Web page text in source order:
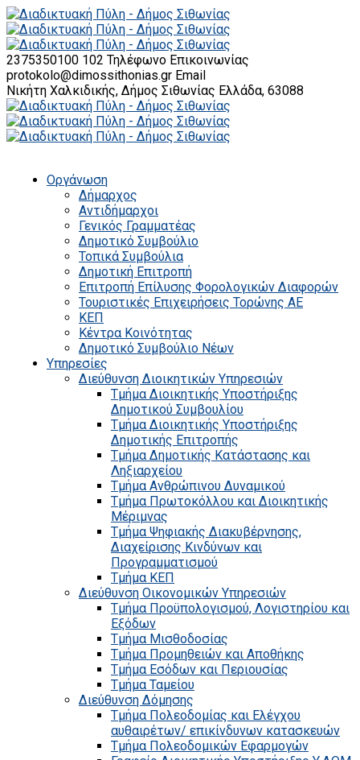
2375350100 102 Τηλέφωνο Επικοινωνίας
protokolo@dimossithonias.gr Email
Νικήτη Χαλκιδικής, Δήμος Σιθωνίας Ελλάδα, 63088
Οργάνωση
Δήμαρχος
Αντιδήμαρχοι
Γενικός Γραμματέας
Δημοτικό Συμβούλιο
Τοπικά Συμβούλια
Δημοτική Επιτροπή
Επιτροπή Επίλυσης Φορολογικών Διαφορών
Τουριστικές Επιχειρήσεις Τορώνης ΑΕ
ΚΕΠ
Κέντρα Κοινότητας
Δημοτικό Συμβούλιο Νέων
Υπηρεσίες
Διεύθυνση Διοικητικών Υπηρεσιών
Τμήμα Διοικητικής Υποστήριξης
Δημοτικού Συμβουλίου
Τμήμα Διοικητικής Υποστήριξης
Δημοτικής Επιτροπής
Τμήμα Δημοτικής Κατάστασης και
Ληξιαρχείου
Τμήμα Ανθρώπινου Δυναμικού
Τμήμα Πρωτοκόλλου και Διοικητικής
Μέριμνας
Τμήμα Ψηφιακής Διακυβέρνησης,
Διαχείρισης Κινδύνων και
Προγραμματισμού
Τμήμα ΚΕΠ
Διεύθυνση Οικονομικών Υπηρεσιών
Τμήμα Προϋπολογισμού, Λογιστηρίου και
Εξόδων
Τμήμα Μισθοδοσίας
Τμήμα Προμηθειών και Αποθήκης
Τμήμα Εσόδων και Περιουσίας
Τμήμα Ταμείου
Διεύθυνση Δόμησης
Τμήμα Πολεοδομίας και Ελέγχου
αυθαιρέτων/ επικίνδυνων κατασκευών
Τμήμα Πολεοδομικών Εφαρμογών